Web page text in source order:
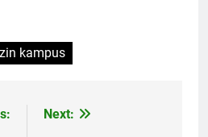
kampus
Next: